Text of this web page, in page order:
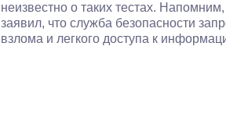
неизвестно о таких тестах.
заявил, что служба безопасности
взлома и легкого доступа к